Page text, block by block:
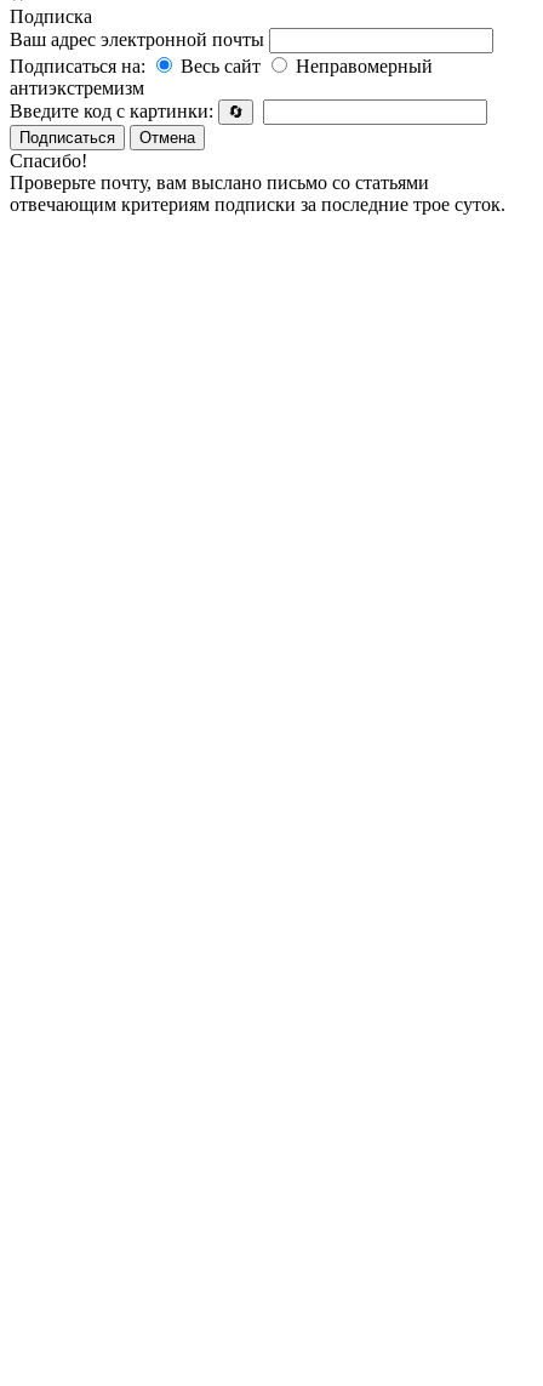
Подписка
Ваш адрес электронной почты
Подписаться на:
Весь сайт
Неправомерный
антиэкстремизм
Введите код с картинки:
🔄
Подписаться
Отмена
Спасибо!
Проверьте почту, вам выслано письмо со статьями
отвечающим критериям подписки за последние трое суток.